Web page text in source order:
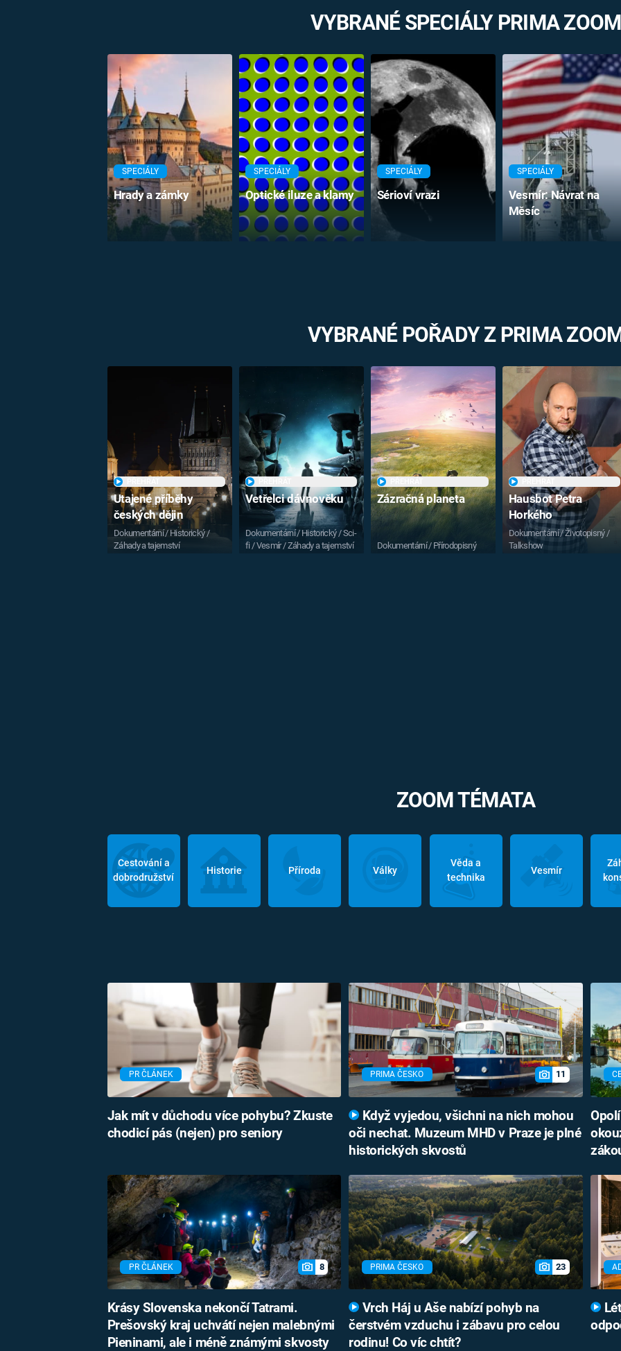
VYBRANÉ SPECIÁLY PRIMA ZOOM
SPECIÁLY
Hrady a zámky
SPECIÁLY
Optické iluze a klamy
SPECIÁLY
Sérioví vrazi
SPECIÁLY
Vesmír: Návrat na
Měsíc
VYBRANÉ POŘADY Z PRIMA
Utajené příběhy
českých dějin
Dokumentární / Historický /
Záhady a tajemství
Vetřelci dávnověku
Dokumentární / Historický / Sci-
fi / Vesmír / Záhady a tajemství
Zázračná planeta
Dokumentární / Přírodopisný
Hausbot Petra
Horkého
Dokumentární / Životopisný /
Talkshow
ZOOM TÉMATA
Cestování a
dobrodružství
Historie Příroda Války
Věda a
technika
Vesmír
PR ČLÁNEK
Jak mít v důchodu více pohybu? Zkuste
chodicí pás (nejen) pro seniory
PRIMA ČESKO 11
Když vyjedou, všichni na nich mohou
oči nechat. Muzeum MHD v Praze je plné
historických skvostů
PR ČLÁNEK 8
Krásy Slovenska nekončí Tatrami.
Prešovský kraj uchvátí nejen malebnými
Pieninami, ale i méně známými skvosty
PRIMA ČESKO 23
Vrch Háj u Aše nabízí pohyb na
čerstvém vzduchu i zábavu pro celou
rodinu! Co víc chtít?